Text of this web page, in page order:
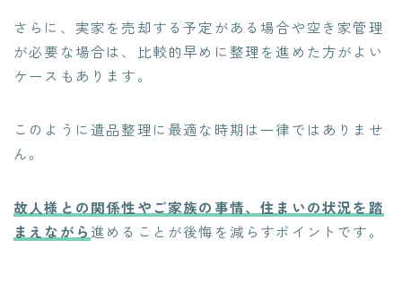
さらに、実家を売却する予定がある場合や空き家管理
が必要な場合は、比較的早めに整理を進めた方がよい
ケースもあります。
このように遺品整理に最適な時期は一律ではありませ
ん。
故人様との関係性やご家族の事情、住まいの状況を踏
まえながら 進めることが後悔を減らすポイントです。